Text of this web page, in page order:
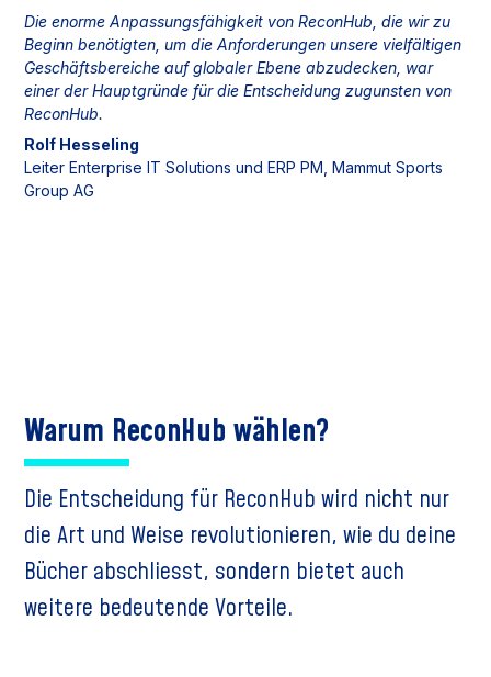
Die enorme Anpassungsfähigkeit von ReconHub, die wir zu
Beginn benötigten, um die Anforderungen unsere vielfältigen
Geschäftsbereiche auf globaler Ebene abzudecken, war
einer der Hauptgründe für die Entscheidung zugunsten von
ReconHub.
Rolf Hesseling
Leiter Enterprise IT Solutions und ERP PM, Mammut Sports
Group AG
Warum ReconHub wählen?
Die Entscheidung für ReconHub wird nicht nur
die Art und Weise revolutionieren, wie du deine
Bücher abschliesst, sondern bietet auch
weitere bedeutende Vorteile.